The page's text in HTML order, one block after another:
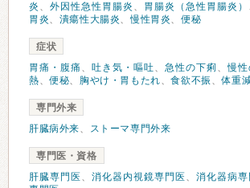
炎 、 外因性急性胃腸炎 、 胃腸炎（急性胃腸炎）
胃炎、 潰瘍性大腸炎、慢性胃炎、便秘
症状
胃痛・腹痛 、 吐き気・嘔吐、 急性の下痢 、慢性
熱、便秘、 胸やけ・胃もたれ、食欲不振 、体重
専門外来
肝臓病外来、 ストーマ専門外来
専門医・資格
肝臓専門医 、 消化器内視鏡専門医 、 消化器病専